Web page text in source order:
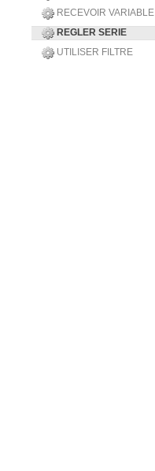
RECEVOIR VARIABLE
REGLER SERIE
UTILISER FILTRE